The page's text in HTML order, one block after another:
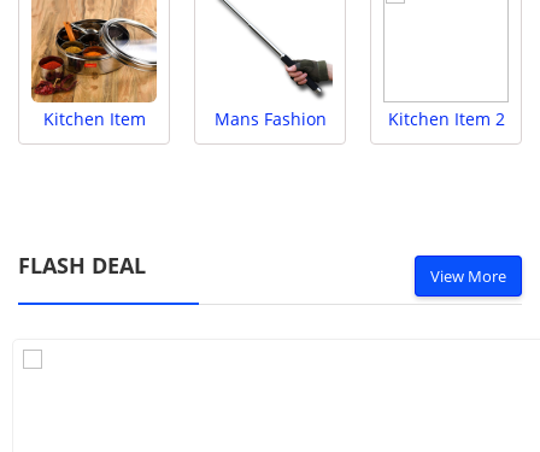
Kitchen Item Mans Fashion Kitchen Item 2
FLASH DEAL View More